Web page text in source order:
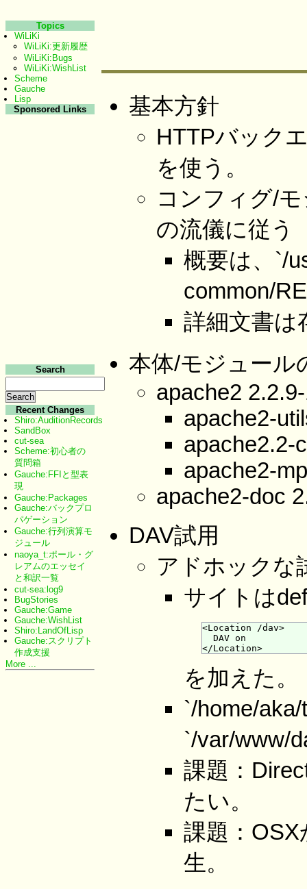
基本方針
HTTPバック
を使う。
コンフィグ/
の流儀に従う
概要は、`/
common/
詳細文書は
本体/モジュール
apache2
apache2-
apache2.2-
apache2-
apache2-doc
DAV試用
アドホックな
サイトは
<Location /dav>
  DAV on
を加えた。
`/home/
`/var/www/
課題：
たい。
課題：
生。
Topics
WiLiKi
WiLiKi:更新履歴
WiLiKi:Bugs
WiLiKi:WishList
Scheme
Gauche
Lisp
Sponsored Links
Search
Recent Changes
Shiro:AuditionRecords
SandBox
cut-sea
Scheme:初心者の
質問箱
Gauche:FFIと型表
現
Gauche:Packages
Gauche:バックプロ
パゲーション
Gauche:行列演算モ
ジュール
naoya_t:ポール・グ
レアムのエッセイ
と和訳一覧
cut-sea:log9
BugStories
Gauche:Game
Gauche:WishList
Shiro:LandOfLisp
Gauche:スクリプト
作成支援
More ...